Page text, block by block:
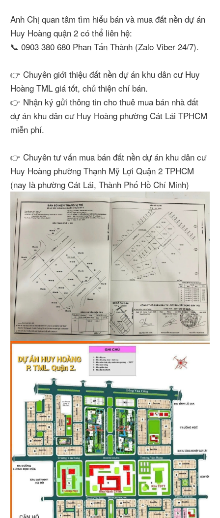
Anh Chị quan tâm tìm hiểu bán và mua đất nền dự án
Huy Hoàng quận 2 có thể liên hệ:
📞 0903 380 680 Phan Tấn Thành (Zalo Viber 24/7).
👉 Chuyên giới thiệu đất nền dự án khu dân cư Huy
Hoàng TML giá tốt, chủ thiện chí bán.
👉 Nhận ký gửi thông tin cho thuê mua bán nhà đất
dự án khu dân cư Huy Hoàng phường Cát Lái TPHCM
miễn phí.
👉 Chuyên tư vấn mua bán đất nền dự án khu dân cư
Huy Hoàng phường Thạnh Mỹ Lợi Quận 2 TPHCM
(nay là phường Cát Lái, Thành Phố Hồ Chí Minh)